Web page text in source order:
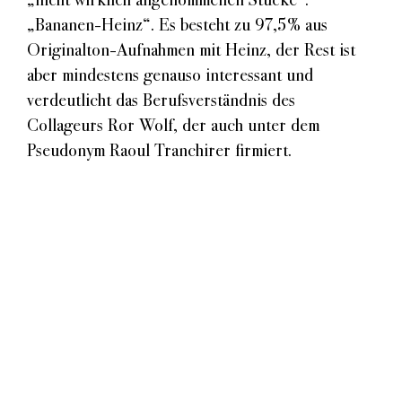
„Bananen-Heinz“. Es besteht zu 97,5% aus
Originalton-Aufnahmen mit Heinz, der Rest ist
aber mindestens genauso interessant und
verdeutlicht das Berufsverständnis des
Collageurs Ror Wolf, der auch unter dem
Pseudonym Raoul Tranchirer firmiert.
Sprechweise
Themen